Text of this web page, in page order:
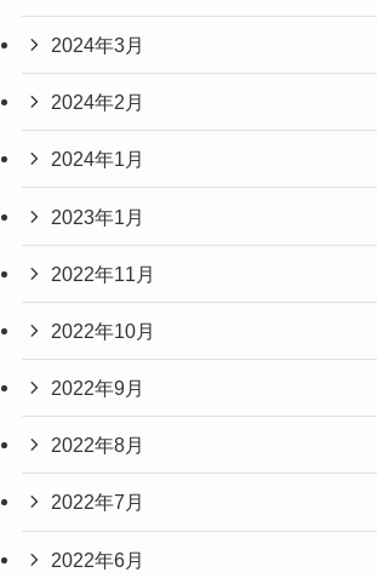
2024年3月
2024年2月
2024年1月
2023年1月
2022年11月
2022年10月
2022年9月
2022年8月
2022年7月
2022年6月